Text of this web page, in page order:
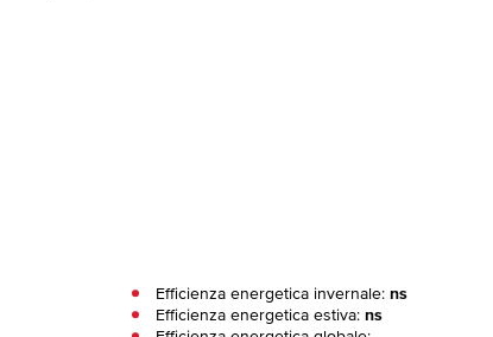
Efficienza energetica invernale:ns
Efficienza energetica estiva:ns